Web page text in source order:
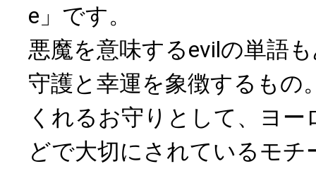
e」です。
悪魔を意味するevilの単語
守護と幸運を象徴するもの
くれるお守りとして、ヨ
どで大切にされているモチ